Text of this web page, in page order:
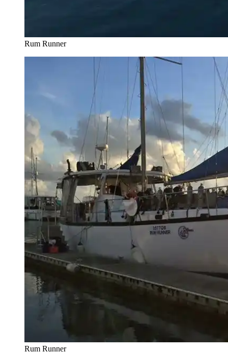
Rum Runner
Rum Runner